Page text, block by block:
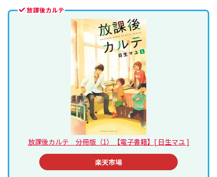
放課後カルテ
放課後カルテ 分冊版（1）【電子書籍】[ 日生マユ ]
楽天市場